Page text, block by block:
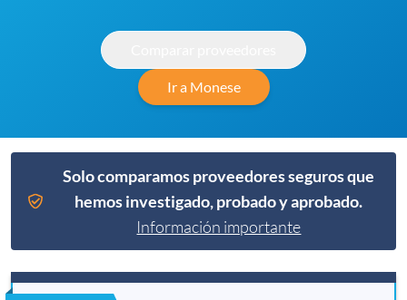
Ir a Monese
Solo comparamos proveedores seguros que
hemos investigado, probado y aprobado.
Información importante